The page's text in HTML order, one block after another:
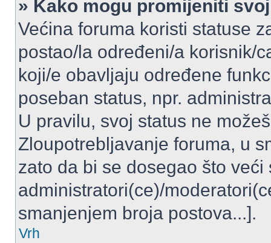
» Kako mogu promijeniti
Većina foruma koristi statuse
postao/la određeni/a korisnik/
koji/e obavljaju određene
poseban status, npr.
U pravilu, svoj status ne
Zloupotrebljavanje foruma, u
zato da bi se dosegao što
administratori(ce)/
smanjenjem broja postova...].
Vrh